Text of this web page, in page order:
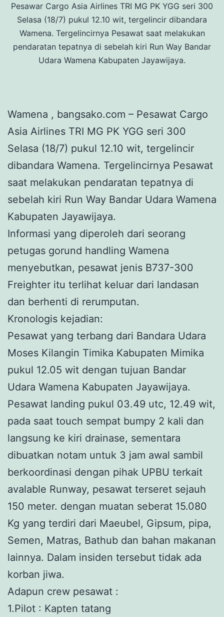
Pesawar Cargo Asia Airlines TRI MG PK YGG seri 300
Selasa (18/7) pukul 12.10 wit, tergelincir dibandara
Wamena. Tergelincirnya Pesawat saat melakukan
pendaratan tepatnya di sebelah kiri Run Way Bandar
Udara Wamena Kabupaten Jayawijaya.
Wamena , bangsako.com – Pesawat Cargo
Asia Airlines TRI MG PK YGG seri 300
Selasa (18/7) pukul 12.10 wit, tergelincir
dibandara Wamena. Tergelincirnya Pesawat
saat melakukan pendaratan tepatnya di
sebelah kiri Run Way Bandar Udara Wamena
Kabupaten Jayawijaya.
Informasi yang diperoleh dari seorang
petugas gorund handling Wamena
menyebutkan, pesawat jenis B737-300
Freighter itu terlihat keluar dari landasan
dan berhenti di rerumputan.
Kronologis kejadian:
Pesawat yang terbang dari Bandara Udara
Moses Kilangin Timika Kabupaten Mimika
pukul 12.05 wit dengan tujuan Bandar
Udara Wamena Kabupaten Jayawijaya.
Pesawat landing pukul 03.49 utc, 12.49 wit,
pada saat touch sempat bumpy 2 kali dan
langsung ke kiri drainase, sementara
dibuatkan notam untuk 3 jam awal sambil
berkoordinasi dengan pihak UPBU terkait
avalable Runway, pesawat terseret sejauh
150 meter. dengan muatan seberat 15.080
Kg yang terdiri dari Maeubel, Gipsum, pipa,
Semen, Matras, Bathub dan bahan makanan
lainnya. Dalam insiden tersebut tidak ada
korban jiwa.
Adapun crew pesawat :
1.Pilot : Kapten tatang